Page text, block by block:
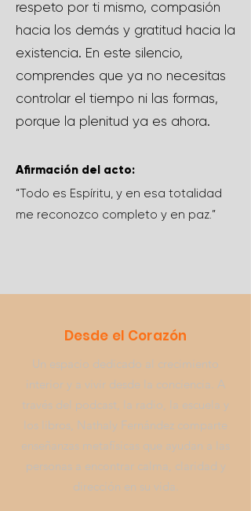
respeto por ti mismo, compasión
hacia los demás y gratitud hacia la
existencia. En este silencio,
comprendes que ya no necesitas
controlar el tiempo ni las formas,
porque la plenitud ya es ahora.
Afirmación del acto:
“Todo es Espíritu, y en esa totalidad
me reconozco completo y en paz.”
Desde el Corazón
Un espacio dedicado al crecimiento
interior y a vivir desde la conciencia. A
través del podcast, la radio, la escuela y
los libros, Nathaly Fernández comparte
enseñanzas metafísicas que ayudan a las
personas a encontrar calma, claridad y
dirección en su vida.